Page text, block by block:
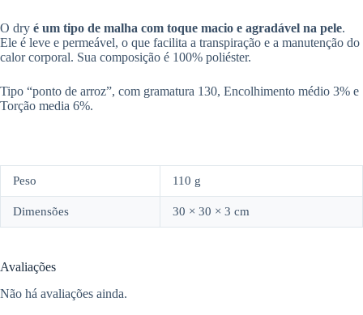
O dry é um tipo de malha com toque macio e agradável na pele.
Ele é leve e permeável, o que facilita a transpiração e a manutenção do
calor corporal. Sua composição é 100% poliéster.
Tipo “ponto de arroz”, com gramatura 130, Encolhimento médio 3% e
Torção media 6%.
Peso 110 g
Dimensões 30 × 30 × 3 cm
Avaliações
Não há avaliações ainda.